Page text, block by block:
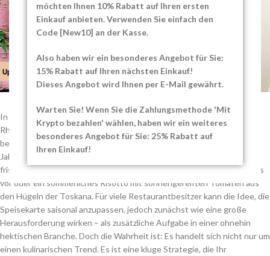
möchten Ihnen 10% Rabatt auf Ihren ersten
Einkauf anbieten. Verwenden Sie einfach den
Code [New10] an der Kasse.
Also haben wir ein besonderes Angebot für Sie:
15% Rabatt auf Ihren nächsten Einkauf!
Dieses Angebot wird Ihnen per E-Mail gewährt.
Warten Sie! Wenn Sie die Zahlungsmethode 'Mit
Krypto bezahlen' wählen, haben wir ein weiteres
besonderes Angebot für Sie: 25% Rabatt auf
Ihren Einkauf!
In der europäischen Gastronomie bestimmen die Jahreszeiten den
Rhythmus dessen, was Land und Meer hervorbringen. Es gibt etwas
besonders Befriedigendes an einem Gericht, das genau nach der
Jahreszeit schmeckt, in der es serviert wird. Stellen Sie sich einen
frischen Herbstsalat mit wilden Pilzen aus den schottischen Highlands
vor oder ein sommerliches Risotto mit sonnengereiften Tomaten aus
den Hügeln der Toskana. Für viele Restaurantbesitzer kann die Idee, die
Speisekarte saisonal anzupassen, jedoch zunächst wie eine große
Herausforderung wirken – als zusätzliche Aufgabe in einer ohnehin
hektischen Branche. Doch die Wahrheit ist: Es handelt sich nicht nur um
einen kulinarischen Trend. Es ist eine kluge Strategie, die Ihr